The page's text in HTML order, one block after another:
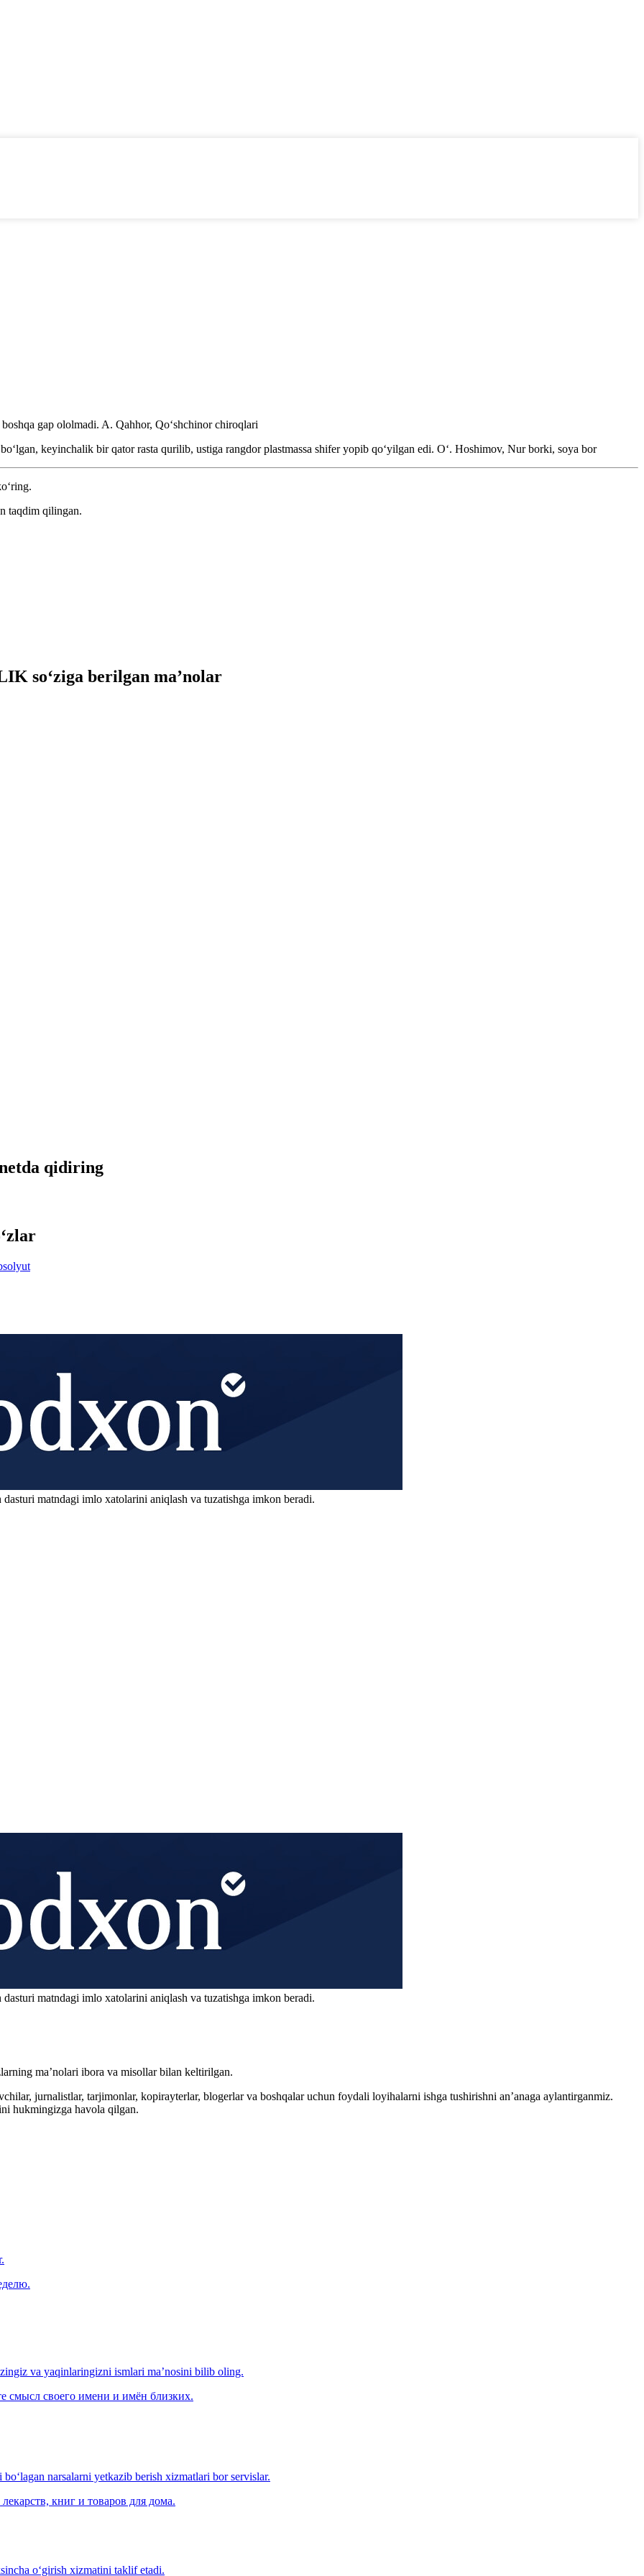
gap ololmadi. A. Qahhor, Qoʻshchinor chiroqlari
keyinchalik bir qator rasta qurilib, ustiga rangdor plastmassa shifer yopib qoʻyilgan edi. Oʻ. Hoshimov, Nur borki, soya bor
taqdim qilingan.
so‘ziga berilgan ma’nolar
qidiring
matndagi imlo xatolarini aniqlash va tuzatishga imkon beradi.
matndagi imlo xatolarini aniqlash va tuzatishga imkon beradi.
ma’nolari ibora va misollar bilan keltirilgan.
jurnalistlar, tarjimonlar, kopirayterlar, blogerlar va boshqalar uchun foydali loyihalarni ishga tushirishni an’anaga aylantirganmiz.
hukmingizga havola qilgan.
va yaqinlaringizni ismlari ma’nosini bilib oling.
смысл своего имени и имён близких.
narsalarni yetkazib berish xizmatlari bor servislar.
книг и товаров для дома.
o‘girish xizmatini taklif etadi.